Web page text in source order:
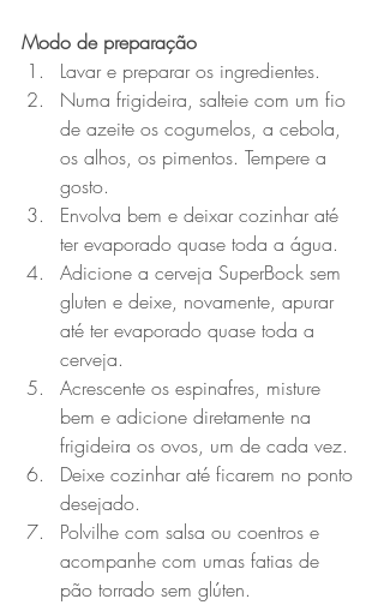
Modo de preparação
Lavar e preparar os ingredientes.
Numa frigideira, salteie com um fio
de azeite os cogumelos, a cebola,
os alhos, os pimentos. Tempere a
gosto.
Envolva bem e deixar cozinhar até
ter evaporado quase toda a água.
Adicione a cerveja SuperBock sem
gluten e deixe, novamente, apurar
até ter evaporado quase toda a
cerveja.
Acrescente os espinafres, misture
bem e adicione diretamente na
frigideira os ovos, um de cada vez.
Deixe cozinhar até ficarem no ponto
desejado.
Polvilhe com salsa ou coentros e
acompanhe com umas fatias de
pão torrado sem glúten.